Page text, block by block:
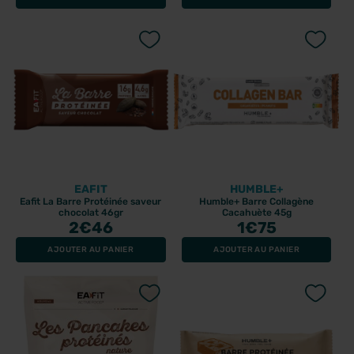
EAFIT
Eafit La Barre Protéinée saveur
chocolat 46gr
2€46
AJOUTER AU PANIER
HUMBLE+
Humble+ Barre Collagène
Cacahuète 45g
1€75
AJOUTER AU PANIER